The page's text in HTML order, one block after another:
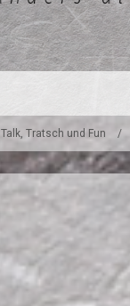
Talk, Tratsch und Fun